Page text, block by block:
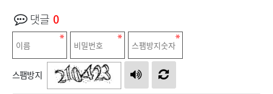
댓글 0
스팸방지